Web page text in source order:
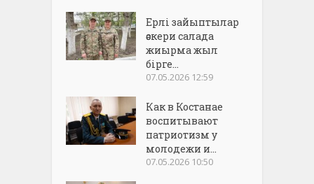
Ерлі зайыптылар
әскери салада
жиырма жыл
бірге...
07.05.2026 12:59
Как в Костанае
воспитывают
патриотизм у
молодежи и...
07.05.2026 10:50